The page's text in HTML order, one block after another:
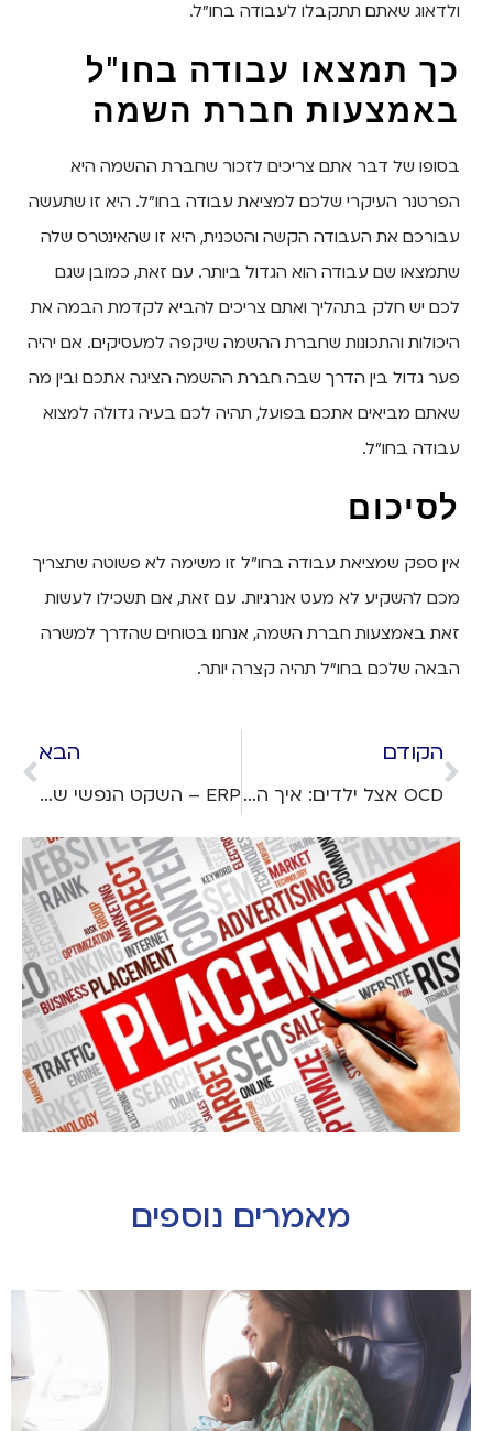
ולדאוג שאתם תתקבלו לעבודה בחו"ל.
כך תמצאו עבודה בחו"ל
באמצעות חברת השמה
בסופו של דבר אתם צריכים לזכור שחברת ההשמה היא
הפרטנר העיקרי שלכם למציאת עבודה בחו"ל. היא זו שתעשה
עבורכם את העבודה הקשה והטכנית, היא זו שהאינטרס שלה
שתמצאו שם עבודה הוא הגדול ביותר. עם זאת, כמובן שגם
לכם יש חלק בתהליך ואתם צריכים להביא לקדמת הבמה את
היכולות והתכונות שחברת ההשמה שיקפה למעסיקים. אם יהיה
פער גדול בין הדרך שבה חברת ההשמה הציגה אתכם ובין מה
שאתם מביאים אתכם בפועל, תהיה לכם בעיה גדולה למצוא
עבודה בחו"ל.
לסיכום
אין ספק שמציאת עבודה בחו"ל זו משימה לא פשוטה שתצריך
מכם להשקיע לא מעט אנרגיות. עם זאת, אם תשכילו לעשות
זאת באמצעות חברת השמה, אנחנו בטוחים שהדרך למשרה
הבאה שלכם בחו"ל תהיה קצרה יותר.
הקודם
OCD אצל ילדים: איך התופעה עלולה להשפיע על הטיול המשפחתי – ומה אפשר לעשות?
הבא
ERP – השקט הנפשי של חברות ביטוחי הנסיעות
מאמרים נוספים